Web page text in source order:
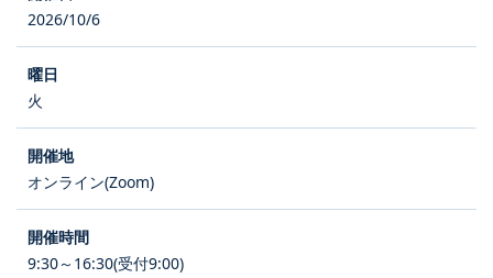
2026/10/6
火
オンライン(Zoom)
9:30～16:30(受付9:00)